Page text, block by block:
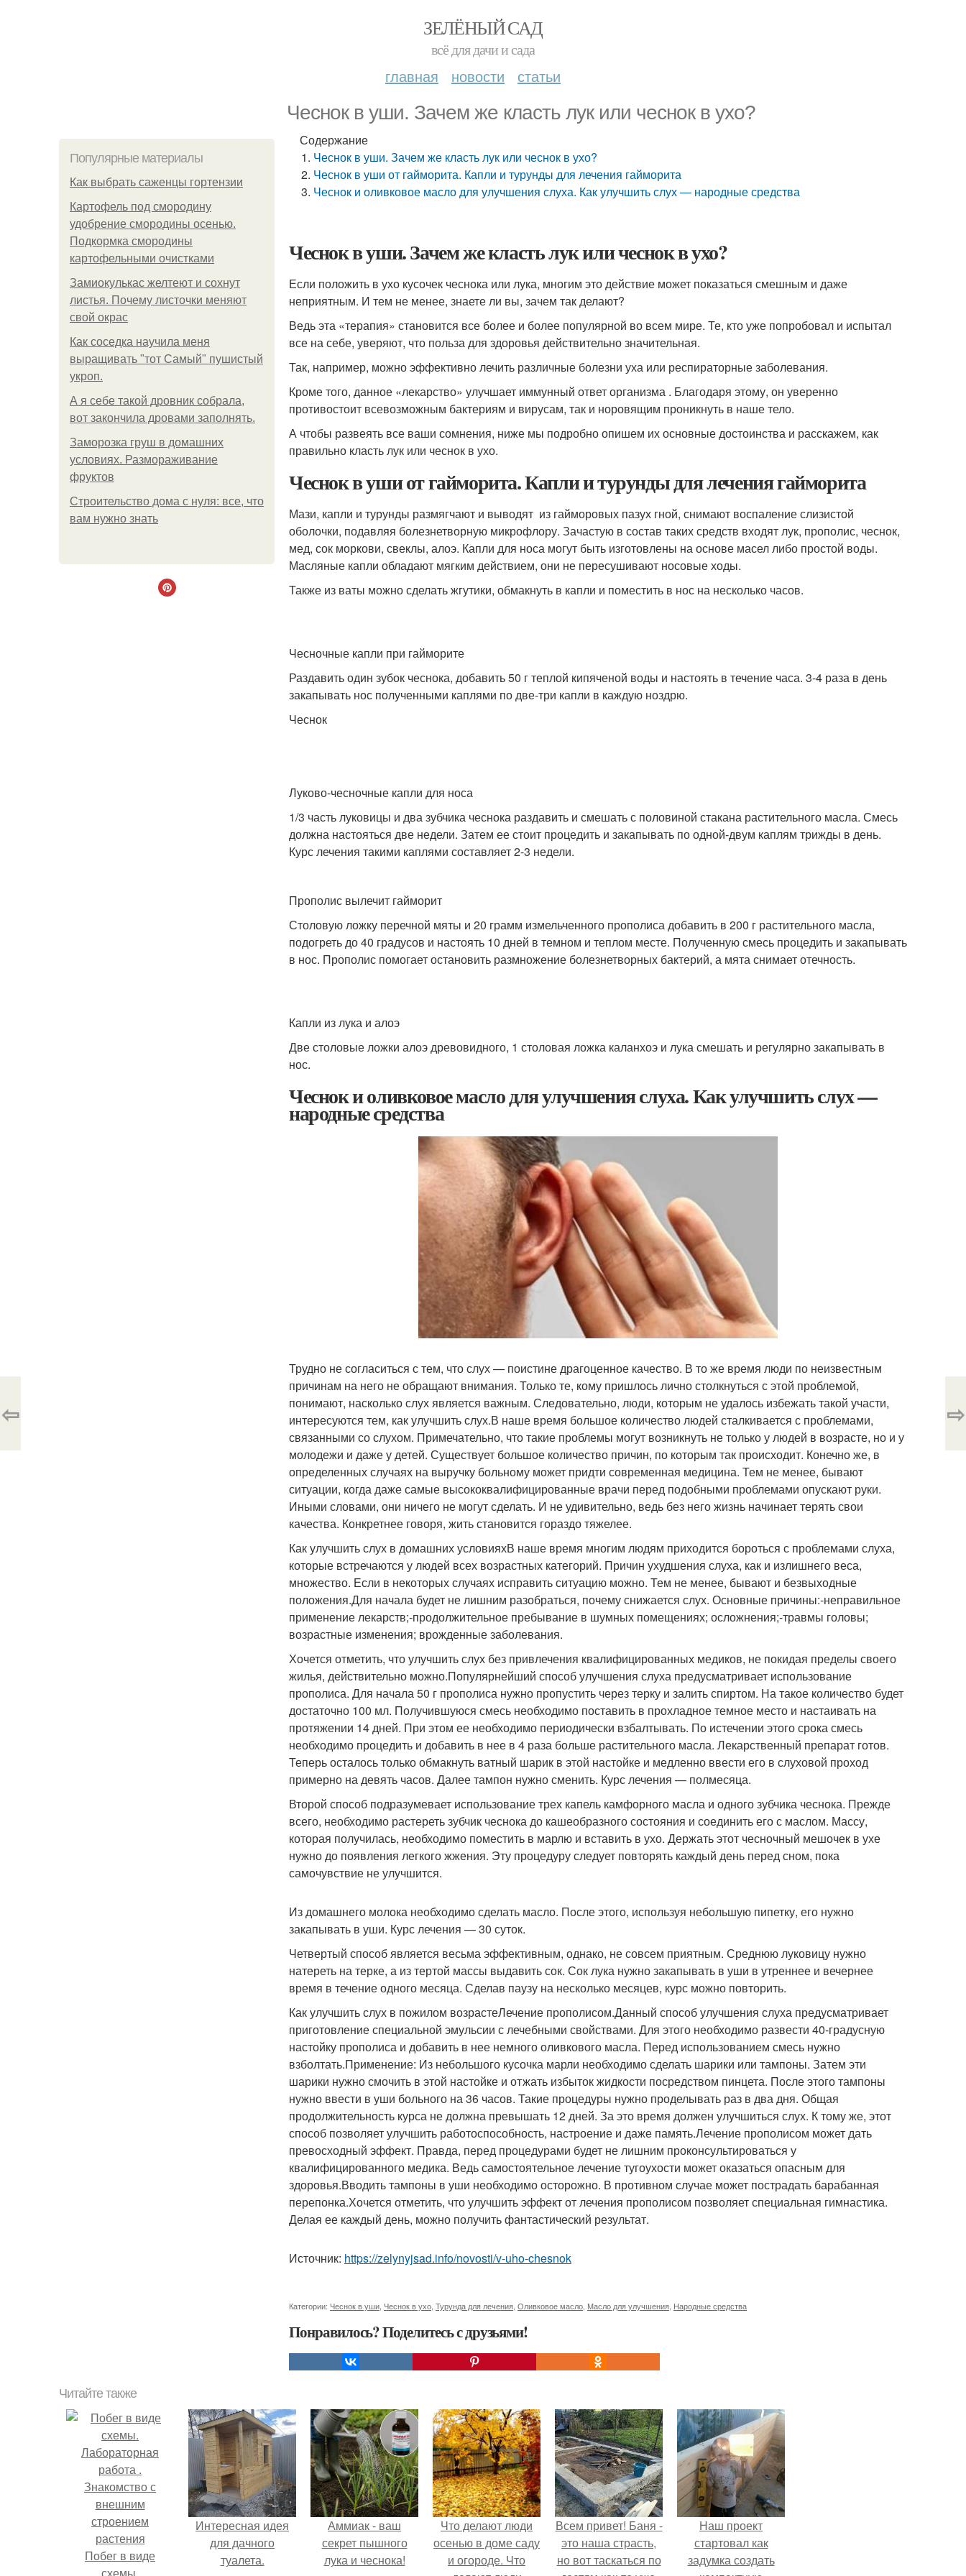
ЗЕЛЁНЫЙ САД
всё для дачи и сада
главная новости статьи
Чеснок в уши. Зачем же класть лук или чеснок в ухо?
Популярные материалы
Как выбрать саженцы гортензии
Картофель под смородину
удобрение смородины осенью.
Подкормка смородины
картофельными очистками
Замиокулькас желтеют и сохнут
листья. Почему листочки меняют
свой окрас
Как соседка научила меня
выращивать "тот Самый" пушистый
укроп.
А я себе такой дровник собрала,
вот закончила дровами заполнять.
Заморозка груш в домашних
условиях. Размораживание
фруктов
Строительство дома с нуля: все, что
вам нужно знать
Содержание
Чеснок в уши. Зачем же класть лук или чеснок в ухо?
Чеснок в уши от гайморита. Капли и турунды для лечения гайморита
Чеснок и оливковое масло для улучшения слуха. Как улучшить слух — народные средства
Чеснок в уши. Зачем же класть лук или чеснок в ухо?
Если положить в ухо кусочек чеснока или лука, многим это действие может показаться смешным и даже
неприятным. И тем не менее, знаете ли вы, зачем так делают?
Ведь эта «терапия» становится все более и более популярной во всем мире. Те, кто уже попробовал и испытал
все на себе, уверяют, что польза для здоровья действительно значительная.
Так, например, можно эффективно лечить различные болезни уха или респираторные заболевания.
Кроме того, данное «лекарство» улучшает иммунный ответ организма . Благодаря этому, он уверенно
противостоит всевозможным бактериям и вирусам, так и норовящим проникнуть в наше тело.
А чтобы развеять все ваши сомнения, ниже мы подробно опишем их основные достоинства и расскажем, как
правильно класть лук или чеснок в ухо.
Чеснок в уши от гайморита. Капли и турунды для лечения гайморита
Мази, капли и турунды размягчают и выводят из гайморовых пазух гной, снимают воспаление слизистой
оболочки, подавляя болезнетворную микрофлору. Зачастую в состав таких средств входят лук, прополис, чеснок,
мед, сок моркови, свеклы, алоэ. Капли для носа могут быть изготовлены на основе масел либо простой воды.
Масляные капли обладают мягким действием, они не пересушивают носовые ходы.
Также из ваты можно сделать жгутики, обмакнуть в капли и поместить в нос на несколько часов.
Чесночные капли при гайморите
Раздавить один зубок чеснока, добавить 50 г теплой кипяченой воды и настоять в течение часа. 3-4 раза в день
закапывать нос полученными каплями по две-три капли в каждую ноздрю.
Чеснок
Луково-чесночные капли для носа
1/3 часть луковицы и два зубчика чеснока раздавить и смешать с половиной стакана растительного масла. Смесь
должна настояться две недели. Затем ее стоит процедить и закапывать по одной-двум каплям трижды в день.
Курс лечения такими каплями составляет 2-3 недели.
Прополис вылечит гайморит
Столовую ложку перечной мяты и 20 грамм измельченного прополиса добавить в 200 г растительного масла,
подогреть до 40 градусов и настоять 10 дней в темном и теплом месте. Полученную смесь процедить и закапывать
в нос. Прополис помогает остановить размножение болезнетворных бактерий, а мята снимает отечность.
Капли из лука и алоэ
Две столовые ложки алоэ древовидного, 1 столовая ложка каланхоэ и лука смешать и регулярно закапывать в
нос.
Чеснок и оливковое масло для улучшения слуха. Как улучшить слух —
народные средства
Трудно не согласиться с тем, что слух — поистине драгоценное качество. В то же время люди по неизвестным
причинам на него не обращают внимания. Только те, кому пришлось лично столкнуться с этой проблемой,
понимают, насколько слух является важным. Следовательно, люди, которым не удалось избежать такой участи,
интересуются тем, как улучшить слух.В наше время большое количество людей сталкивается с проблемами,
связанными со слухом. Примечательно, что такие проблемы могут возникнуть не только у людей в возрасте, но и у
молодежи и даже у детей. Существует большое количество причин, по которым так происходит. Конечно же, в
определенных случаях на выручку больному может придти современная медицина. Тем не менее, бывают
ситуации, когда даже самые высококвалифицированные врачи перед подобными проблемами опускают руки.
Иными словами, они ничего не могут сделать. И не удивительно, ведь без него жизнь начинает терять свои
качества. Конкретнее говоря, жить становится гораздо тяжелее.
Как улучшить слух в домашних условияхВ наше время многим людям приходится бороться с проблемами слуха,
которые встречаются у людей всех возрастных категорий. Причин ухудшения слуха, как и излишнего веса,
множество. Если в некоторых случаях исправить ситуацию можно. Тем не менее, бывают и безвыходные
положения.Для начала будет не лишним разобраться, почему снижается слух. Основные причины:-неправильное
применение лекарств;-продолжительное пребывание в шумных помещениях; осложнения;-травмы головы;
возрастные изменения; врожденные заболевания.
Хочется отметить, что улучшить слух без привлечения квалифицированных медиков, не покидая пределы своего
жилья, действительно можно.Популярнейший способ улучшения слуха предусматривает использование
прополиса. Для начала 50 г прополиса нужно пропустить через терку и залить спиртом. На такое количество будет
достаточно 100 мл. Получившуюся смесь необходимо поставить в прохладное темное место и настаивать на
протяжении 14 дней. При этом ее необходимо периодически взбалтывать. По истечении этого срока смесь
необходимо процедить и добавить в нее в 4 раза больше растительного масла. Лекарственный препарат готов.
Теперь осталось только обмакнуть ватный шарик в этой настойке и медленно ввести его в слуховой проход
примерно на девять часов. Далее тампон нужно сменить. Курс лечения — полмесяца.
Второй способ подразумевает использование трех капель камфорного масла и одного зубчика чеснока. Прежде
всего, необходимо растереть зубчик чеснока до кашеобразного состояния и соединить его с маслом. Массу,
которая получилась, необходимо поместить в марлю и вставить в ухо. Держать этот чесночный мешочек в ухе
нужно до появления легкого жжения. Эту процедуру следует повторять каждый день перед сном, пока
самочувствие не улучшится.
Из домашнего молока необходимо сделать масло. После этого, используя небольшую пипетку, его нужно
закапывать в уши. Курс лечения — 30 суток.
Четвертый способ является весьма эффективным, однако, не совсем приятным. Среднюю луковицу нужно
натереть на терке, а из тертой массы выдавить сок. Сок лука нужно закапывать в уши в утреннее и вечернее
время в течение одного месяца. Сделав паузу на несколько месяцев, курс можно повторить.
Как улучшить слух в пожилом возрастеЛечение прополисом.Данный способ улучшения слуха предусматривает
приготовление специальной эмульсии с лечебными свойствами. Для этого необходимо развести 40-градусную
настойку прополиса и добавить в нее немного оливкового масла. Перед использованием смесь нужно
взболтать.Применение: Из небольшого кусочка марли необходимо сделать шарики или тампоны. Затем эти
шарики нужно смочить в этой настойке и отжать избыток жидкости посредством пинцета. После этого тампоны
нужно ввести в уши больного на 36 часов. Такие процедуры нужно проделывать раз в два дня. Общая
продолжительность курса не должна превышать 12 дней. За это время должен улучшиться слух. К тому же, этот
способ позволяет улучшить работоспособность, настроение и даже память.Лечение прополисом может дать
превосходный эффект. Правда, перед процедурами будет не лишним проконсультироваться у
квалифицированного медика. Ведь самостоятельное лечение тугоухости может оказаться опасным для
здоровья.Вводить тампоны в уши необходимо осторожно. В противном случае может пострадать барабанная
перепонка.Хочется отметить, что улучшить эффект от лечения прополисом позволяет специальная гимнастика.
Делая ее каждый день, можно получить фантастический результат.
Источник: https://zelynyjsad.info/novosti/v-uho-chesnok
Категории: Чеснок в уши Чеснок в ухо Турунда для лечения Оливковое масло Масло для улучшения Народные средства
Понравилось? Поделитесь с друзьями!
⇦ ⇨
Читайте также
Побег в виде
Интересная идея
для дачного
туалета.
Аммиак - ваш
секрет пышного
лука и чеснока!
Что делают люди
осенью в доме саду
и огороде. Что
Всем привет! Баня -
это наша страсть,
но вот таскаться по
Наш проект
стартовал как
задумка создать